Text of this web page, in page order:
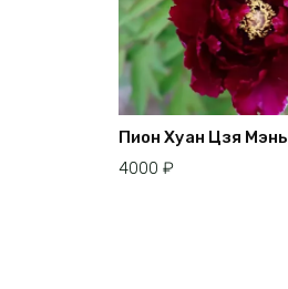
Пион Хуан Цзя Мэнь
4000 ₽